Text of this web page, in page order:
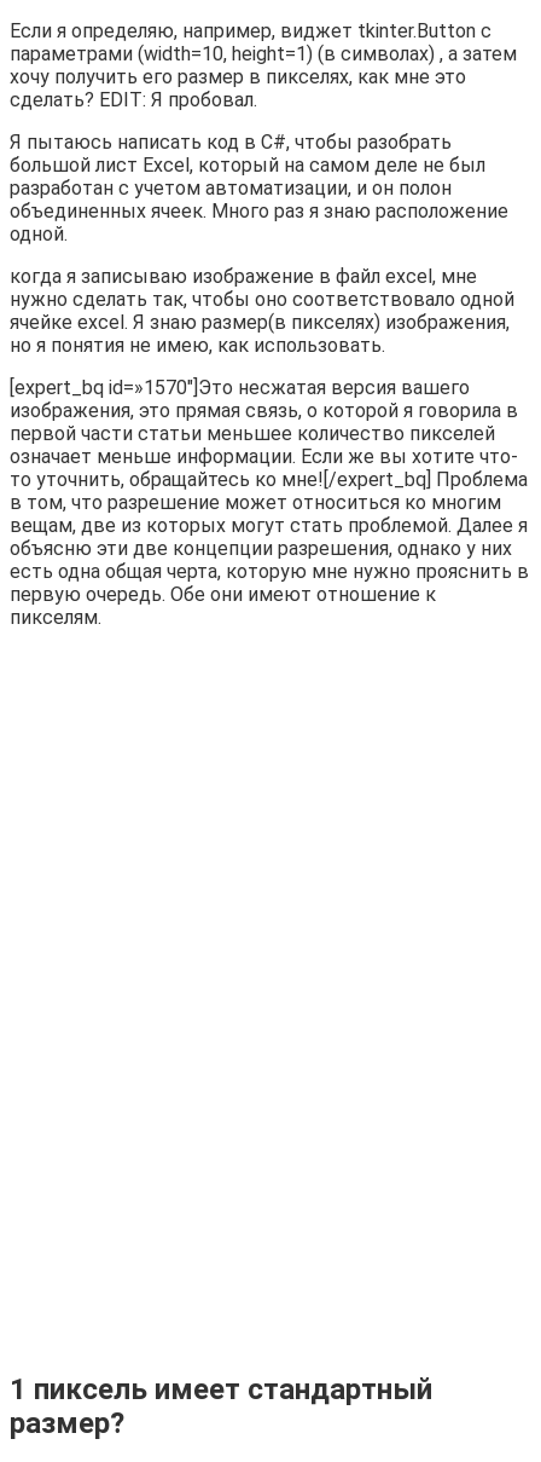
Если я определяю, например, виджет tkinter.Button с
параметрами (width=10, height=1) (в символах) , а затем
хочу получить его размер в пикселях, как мне это
сделать? EDIT: Я пробовал.
Я пытаюсь написать код в C#, чтобы разобрать
большой лист Excel, который на самом деле не был
разработан с учетом автоматизации, и он полон
объединенных ячеек. Много раз я знаю расположение
одной.
когда я записываю изображение в файл excel, мне
нужно сделать так, чтобы оно соответствовало одной
ячейке excel. Я знаю размер(в пикселях) изображения,
но я понятия не имею, как использовать.
[expert_bq id=»1570″]Это несжатая версия вашего
изображения, это прямая связь, о которой я говорила в
первой части статьи меньшее количество пикселей
означает меньше информации. Если же вы хотите что-
то уточнить, обращайтесь ко мне![/expert_bq] Проблема
в том, что разрешение может относиться ко многим
вещам, две из которых могут стать проблемой. Далее я
объясню эти две концепции разрешения, однако у них
есть одна общая черта, которую мне нужно прояснить в
первую очередь. Обе они имеют отношение к
пикселям.
1 пиксель имеет стандартный
размер?